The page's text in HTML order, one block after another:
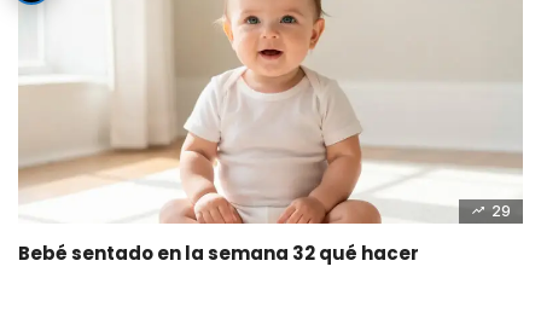
29
Bebé sentado en la semana 32 qué hacer